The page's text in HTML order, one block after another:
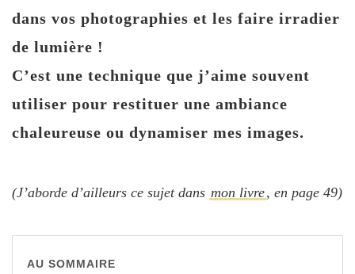
dans vos photographies et les faire irradier
de lumière !
C’est une technique que j’aime souvent
utiliser pour restituer une ambiance
chaleureuse ou dynamiser mes images.
(J’aborde d’ailleurs ce sujet dans mon livre, en page 49)
AU SOMMAIRE